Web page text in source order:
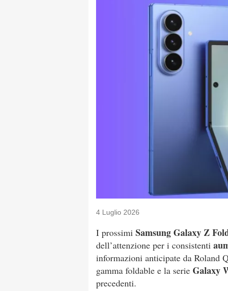
4 Luglio 2026
I prossimi Samsung Galaxy Z
dell’attenzione per i consistenti
informazioni anticipate da Roland
gamma foldable e la serie Galaxy
precedenti.